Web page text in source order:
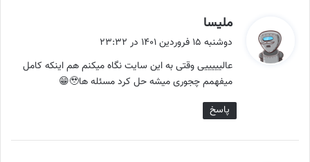
ملیسا
ف
:
دوشنبه ۱۵ فروردین ۱۴۰۱ در ۲۳:۳۲
عالیییییی وقتی به این سایت نگاه میکنم هم اینکه کامل
میفهمم چجوری میشه حل کرد مسئله ها🥹😁
پاسخ